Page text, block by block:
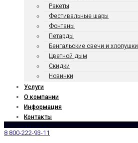
Ракеты
Фести­валь­ные шары
Фонтаны
Петарды
Бенгаль­ские свечи и хлопушки
Цветной дым
Скидки
Новинки
Услуги
О компании
Информация
Контакты
8 800-222-93-11